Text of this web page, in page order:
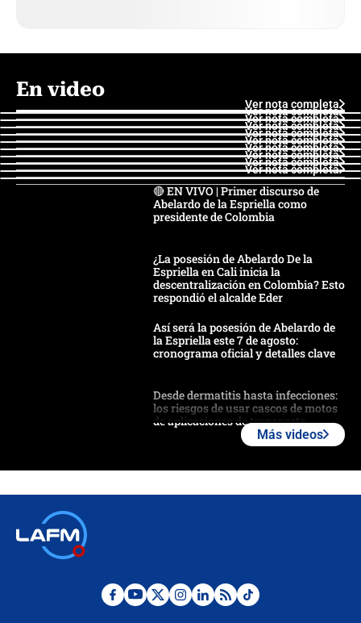
En video
Ver nota completa
Ver nota completa
Ver nota completa
Ver nota completa
Ver nota completa
Ver nota completa
Ver nota completa
Ver nota completa
Ver nota completa
Ver nota completa
🔴 EN VIVO | Primer discurso de
Abelardo de la Espriella como
presidente de Colombia
¿La posesión de Abelardo De la
Espriella en Cali inicia la
descentralización en Colombia? Esto
respondió el alcalde Eder
Así será la posesión de Abelardo de
la Espriella este 7 de agosto:
cronograma oficial y detalles clave
Desde dermatitis hasta infecciones:
los riesgos de usar cascos de motos
de aplicaciones de transporte
Posesión de Abelardo De La Espriella
Más videos